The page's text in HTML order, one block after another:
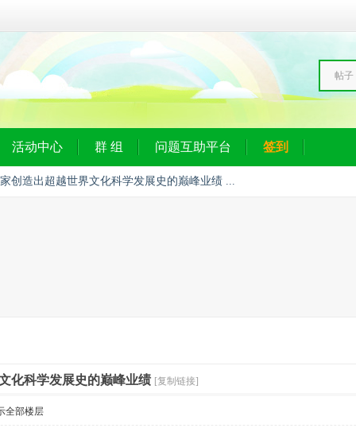
帖子
活动中心 群 组 问题互助平台 签到
创造出超越世界文化科学发展史的巅峰业绩 ...
化科学发展史的巅峰业绩 [复制链接]
全部楼层